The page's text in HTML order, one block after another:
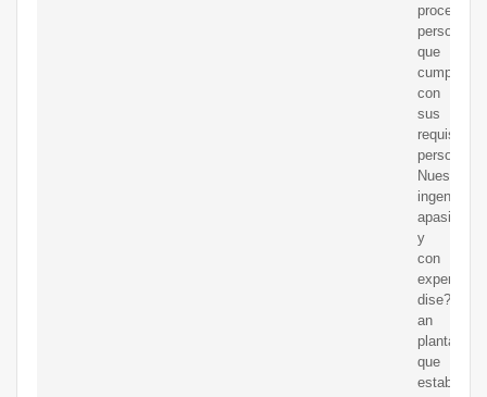
procesado
que
cumplen
con
sus
requisitos
Nuestros
ingenieros
y
con
dise?
an
plantas
que
establecen